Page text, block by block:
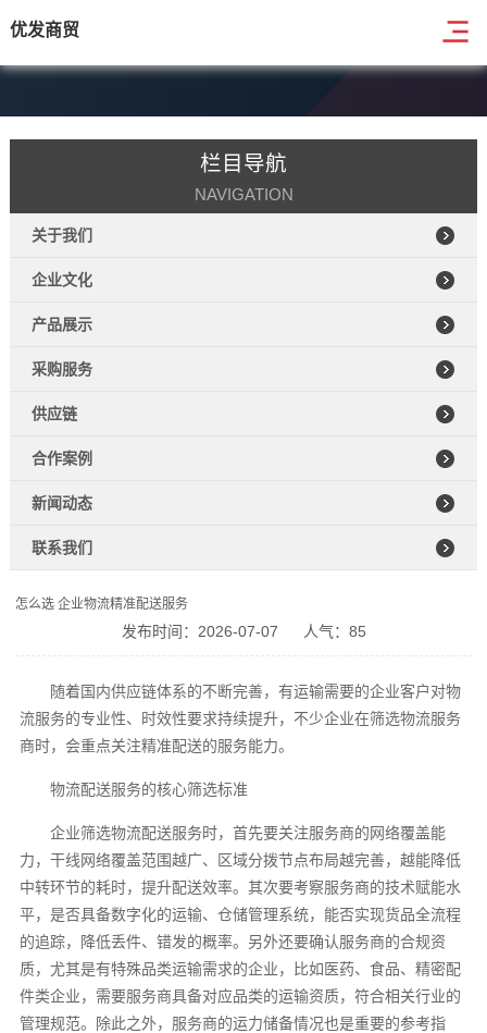
优发商贸
栏目导航
NAVIGATION
关于我们
企业文化
产品展示
采购服务
供应链
合作案例
新闻动态
联系我们
怎么选 企业物流精准配送服务
发布时间：2026-07-07 人气：85
随着国内供应链体系的不断完善，有运输需要的企业客户对物
流服务的专业性、时效性要求持续提升，不少企业在筛选物流服务
商时，会重点关注精准配送的服务能力。
物流配送服务的核心筛选标准
企业筛选物流配送服务时，首先要关注服务商的网络覆盖能
力，干线网络覆盖范围越广、区域分拨节点布局越完善，越能降低
中转环节的耗时，提升配送效率。其次要考察服务商的技术赋能水
平，是否具备数字化的运输、仓储管理系统，能否实现货品全流程
的追踪，降低丢件、错发的概率。另外还要确认服务商的合规资
质，尤其是有特殊品类运输需求的企业，比如医药、食品、精密配
件类企业，需要服务商具备对应品类的运输资质，符合相关行业的
管理规范。除此之外，服务商的运力储备情况也是重要的参考指